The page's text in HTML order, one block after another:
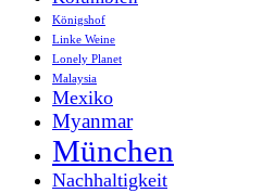
Königshof
Linke Weine
Lonely Planet
Malaysia
Mexiko
Myanmar
München
Nachhaltigkeit